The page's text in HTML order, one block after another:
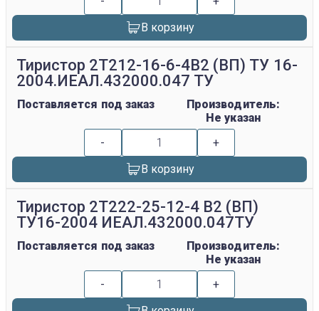
В корзину
Тиристор 2Т212-16-6-4В2 (ВП) ТУ 16-
2004.ИЕАЛ.432000.047 ТУ
Поставляется под заказ
Производитель:
Не указан
-
+
В корзину
Тиристор 2Т222-25-12-4 В2 (ВП)
ТУ16-2004 ИЕАЛ.432000.047ТУ
Поставляется под заказ
Производитель:
Не указан
-
+